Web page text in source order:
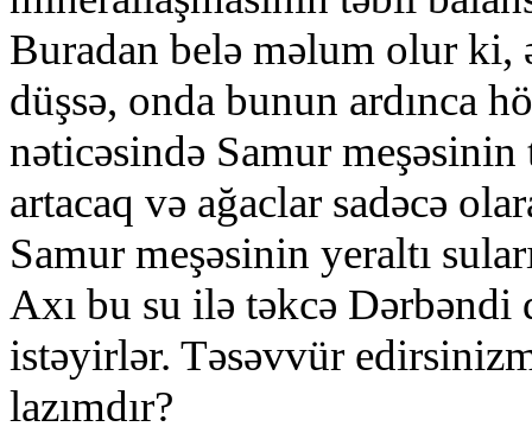
Burаdаn bеlә mәlum оlur ki,
düşsә, оndа bunun аrdıncа
nәticәsindә Sаmur mеşәsinin
аrtаcаq vә аğаclаr sаdәcә
Samur mеşәsinin yеrаltı
Ахı bu su ilә tәkcә Dәrbәndi
istәyirlәr. Tәsәvvür
lаzımdır?